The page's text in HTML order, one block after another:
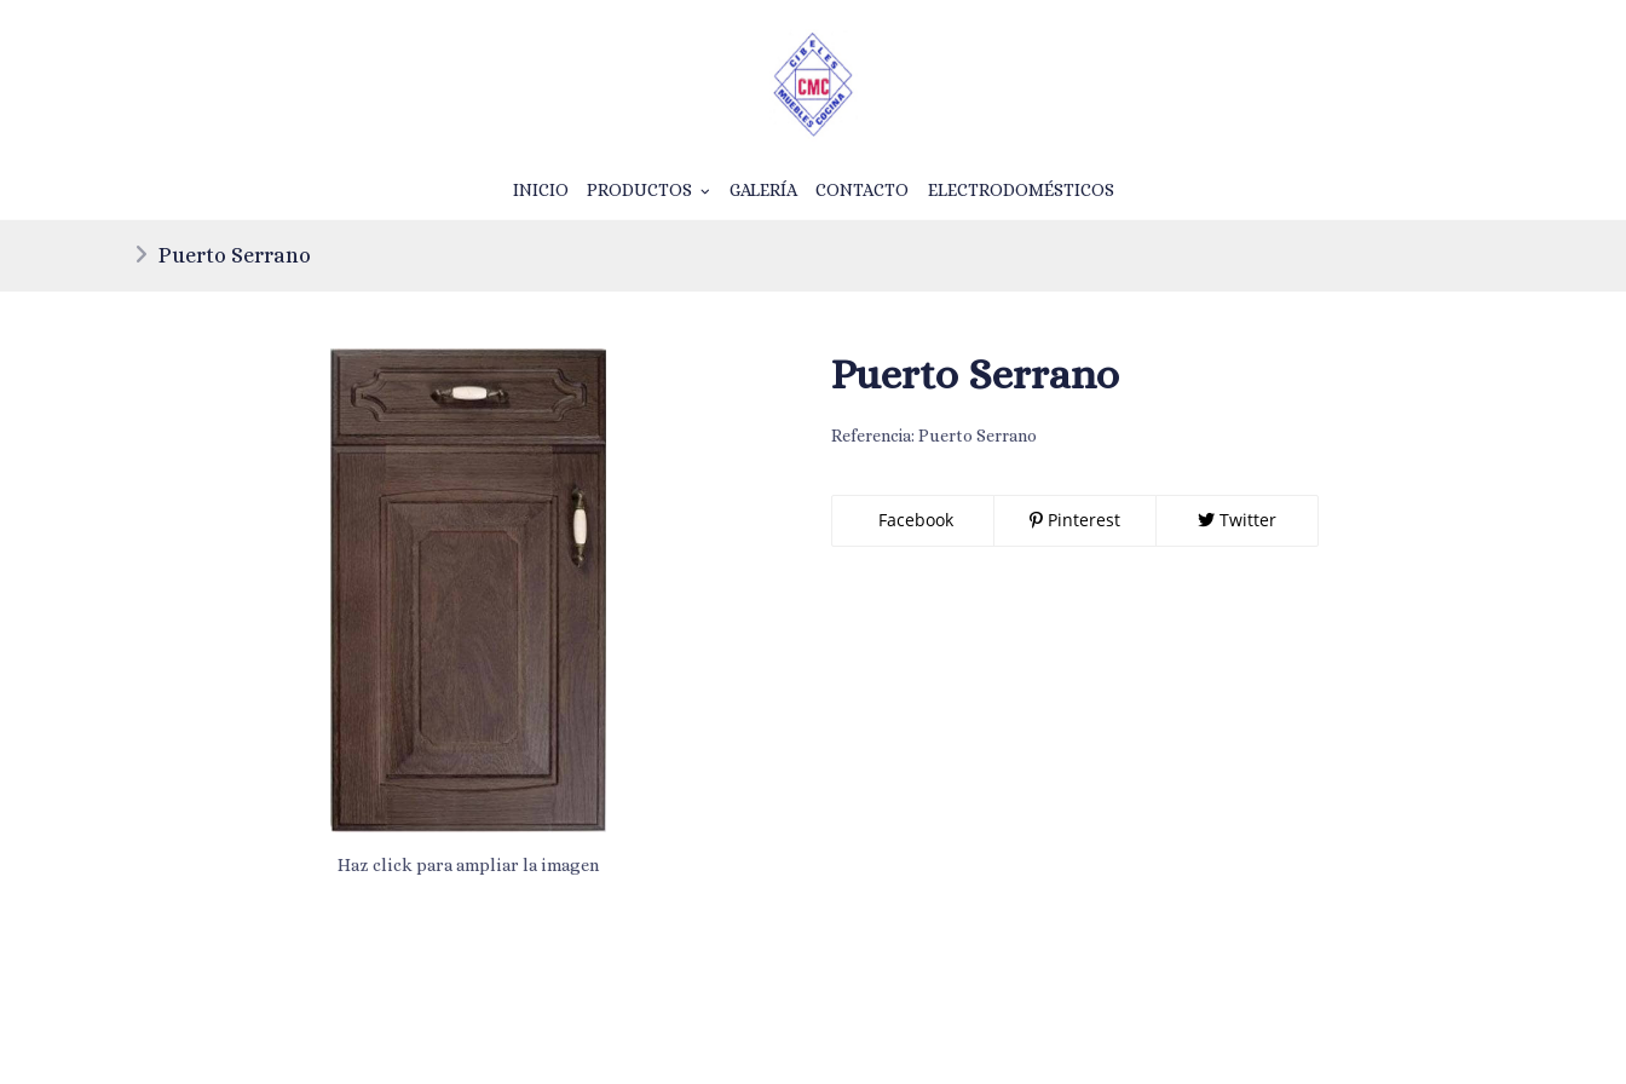
INICIO PRODUCTOS GALERÍA CONTACTO ELECTRODOMÉSTICOS
Puerto Serrano
Haz click para ampliar la imagen
Puerto Serrano
Referencia: Puerto Serrano
Facebook Pinterest Twitter